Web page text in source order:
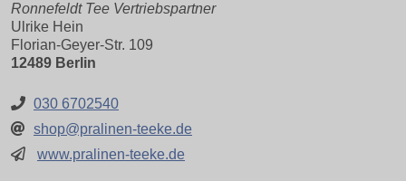
Ronnefeldt Tee Vertriebspartner
Ulrike Hein
Florian-Geyer-Str. 109
12489 Berlin
030 6702540
shop@pralinen-teeke.de
www.pralinen-teeke.de